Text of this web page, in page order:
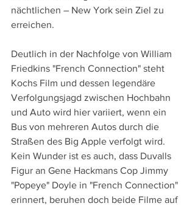
nächtlichen – New York sein Ziel zu
erreichen.
Deutlich in der Nachfolge von William
Friedkins "French Connection" steht
Kochs Film und dessen legendäre
Verfolgungsjagd zwischen Hochbahn
und Auto wird hier variiert, wenn ein
Bus von mehreren Autos durch die
Straßen des Big Apple verfolgt wird.
Kein Wunder ist es auch, dass Duvalls
Figur an Gene Hackmans Cop Jimmy
"Popeye" Doyle in "French Connection"
erinnert, beruhen doch beide Filme auf